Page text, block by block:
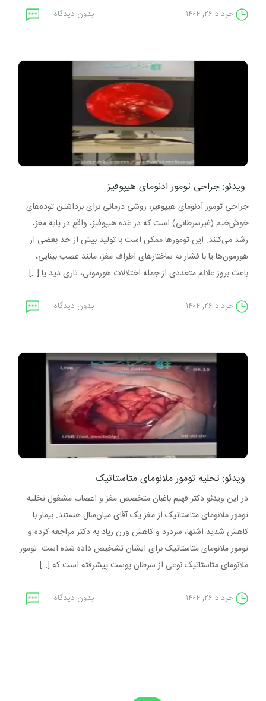
خرداد ۲۶, ۱۴۰۴ بدون دیدگاه
ویدئو: جراحی تومور ادنومای هیپوفیز
جراحی تومور آدنومای هیپوفیز، روشی درمانی برای برداشتن توده‌های
خوش‌خیم (غیرسرطانی) است که در غده هیپوفیز، واقع در پایه مغز،
رشد می‌کنند. این تومورها ممکن است با تولید بیش ‌از حد بعضی از
هورمون‌ها یا با فشار به ساختارهای اطراف مغز، مانند عصب بینایی،
باعث بروز علائم متعددی از جمله اختلالات هورمونی، تاری دید یا […]
خرداد ۲۶, ۱۴۰۴ بدون دیدگاه
ویدئو: تخلیه تومور ملانومای متاستاتیک
در این ویدئو دکتر فهیم باغبان متخصص مغز و اعصاب مشغول تخلیه
تومور ملانومای متاستاتیک از مغز یک آقای میان‌سال هستند. بیمار با
کاهش شدید اشتها، سردرد و کاهش وزن زیاد به دکتر مراجعه کرده و
تومور ملانومای متاستاتیک برای ایشان تشخیص داده شده است. تومور
ملانومای متاستاتیک نوعی از سرطان پوست پیشرفته است که […]
خرداد ۲۶, ۱۴۰۴ بدون دیدگاه